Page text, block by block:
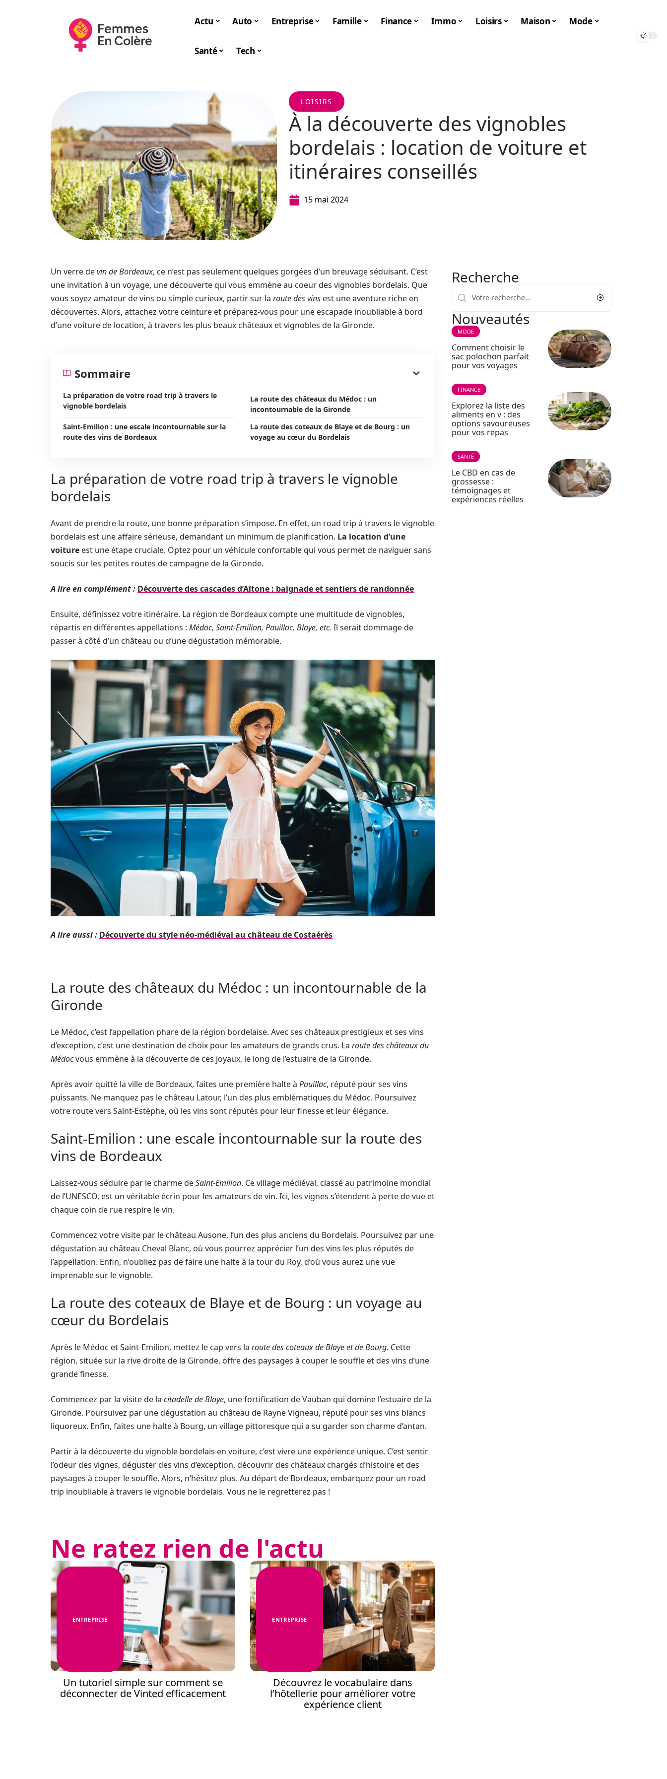
Actu Auto Entreprise Famille Finance Immo Loisirs Maison Mode
Santé Tech
LOISIRS
À la découverte des vignobles
bordelais : location de voiture et
itinéraires conseillés
15 mai 2024
Un verre devin de Bordeaux, ce n’est pas seulement quelques gorgées d’un breuvage séduisant. C’est
une invitation à un voyage, une découverte qui vous emmène au coeur des vignobles bordelais. Que
vous soyez amateur de vins ou simple curieux, partir sur la route des vins est une aventure riche en
découvertes. Alors, attachez votre ceinture et préparez-vous pour une escapade inoubliable à bord
d’une voiture de location, à travers les plus beaux châteaux et vignobles de la Gironde.
Sommaire
La préparation de votre road trip à travers le
vignoble bordelais
La route des châteaux du Médoc : un
incontournable de la Gironde
Saint-Emilion : une escale incontournable sur la
route des vins de Bordeaux
La route des coteaux de Blaye et de Bourg : un
voyage au cœur du Bordelais
La préparation de votre road trip à travers le vignoble
bordelais
Avant de prendre la route, une bonne préparation s’impose. En effet, un road trip à travers le vignoble
bordelais est une affaire sérieuse, demandant un minimum de planification. La location d’une
voiture est une étape cruciale. Optez pour un véhicule confortable qui vous permet de naviguer sans
soucis sur les petites routes de campagne de la Gironde.
A lire en complément : Découverte des cascades d’Aïtone : baignade et sentiers de randonnée
Ensuite, définissez votre itinéraire. La région de Bordeaux compte une multitude de vignobles,
répartis en différentes appellations : Médoc, Saint-Emilion, Pauillac, Blaye, etc. Il serait dommage de
passer à côté d’un château ou d’une dégustation mémorable.
A lire aussi : Découverte du style néo-médiéval au château de Costaérès
La route des châteaux du Médoc : un incontournable de la
Gironde
Le Médoc, c’est l’appellation phare de la région bordelaise. Avec ses châteaux prestigieux et ses vins
d’exception, c’est une destination de choix pour les amateurs de grands crus. La route des châteaux du
Médocvous emmène à la découverte de ces joyaux, le long de l’estuaire de la Gironde.
Après avoir quitté la ville de Bordeaux, faites une première halte à Pauillac, réputé pour ses vins
puissants. Ne manquez pas le château Latour, l’un des plus emblématiques du Médoc. Poursuivez
votre route vers Saint-Estèphe, où les vins sont réputés pour leur finesse et leur élégance.
Saint-Emilion : une escale incontournable sur la route des
vins de Bordeaux
Laissez-vous séduire par le charme deSaint-Emilion. Ce village médiéval, classé au patrimoine mondial
de l’UNESCO, est un véritable écrin pour les amateurs de vin. Ici, les vignes s’étendent à perte de vue et
chaque coin de rue respire le vin.
Commencez votre visite par le château Ausone, l’un des plus anciens du Bordelais. Poursuivez par une
dégustation au château Cheval Blanc, où vous pourrez apprécier l’un des vins les plus réputés de
l’appellation. Enfin, n’oubliez pas de faire une halte à la tour du Roy, d’où vous aurez une vue
imprenable sur le vignoble.
La route des coteaux de Blaye et de Bourg : un voyage au
cœur du Bordelais
Après le Médoc et Saint-Emilion, mettez le cap vers la route des coteaux de Blaye et de Bourg. Cette
région, située sur la rive droite de la Gironde, offre des paysages à couper le souffle et des vins d’une
grande finesse.
Commencez par la visite de la citadelle de Blaye, une fortification de Vauban qui domine l’estuaire de la
Gironde. Poursuivez par une dégustation au château de Rayne Vigneau, réputé pour ses vins blancs
liquoreux. Enfin, faites une halte à Bourg, un village pittoresque qui a su garder son charme d’antan.
Partir à la découverte du vignoble bordelais en voiture, c’est vivre une expérience unique. C’est sentir
l’odeur des vignes, déguster des vins d’exception, découvrir des châteaux chargés d’histoire et des
paysages à couper le souffle. Alors, n’hésitez plus. Au départ de Bordeaux, embarquez pour un road
trip inoubliable à travers le vignoble bordelais. Vous ne le regretterez pas !
Ne ratez rien de l'actu
ENTREPRISE
Un tutoriel simple sur comment se
déconnecter de Vinted efficacement
ENTREPRISE
Découvrez le vocabulaire dans
l’hôtellerie pour améliorer votre
expérience client
Recherche
Nouveautés
MODE
Comment choisir le
sac polochon parfait
pour vos voyages
FINANCE
Explorez la liste des
aliments en v : des
options savoureuses
pour vos repas
SANTÉ
Le CBD en cas de
grossesse :
témoignages et
expériences réelles